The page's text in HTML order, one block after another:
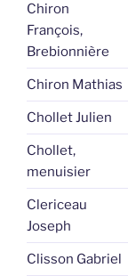
Chiron
François,
Brebionnière
Chiron Mathias
Chollet Julien
Chollet,
menuisier
Clericeau
Joseph
Clisson Gabriel